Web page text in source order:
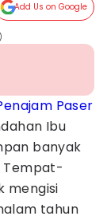
Add Us on Google
Paser
Ibu
banyak
Tempat-
mengisi
tahun